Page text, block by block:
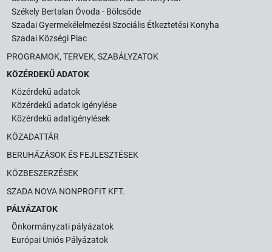
Székely Bertalan Óvoda - Bölcsőde
Szadai Gyermekélelmezési Szociális Étkeztetési Konyha
Szadai Községi Piac
PROGRAMOK, TERVEK, SZABÁLYZATOK
KÖZÉRDEKŰ ADATOK
Közérdekű adatok
Közérdekű adatok igénylése
Közérdekű adatigénylések
KÖZADATTÁR
BERUHÁZÁSOK ÉS FEJLESZTÉSEK
KÖZBESZERZÉSEK
SZADA NOVA NONPROFIT KFT.
PÁLYÁZATOK
Önkormányzati pályázatok
Európai Uniós Pályázatok